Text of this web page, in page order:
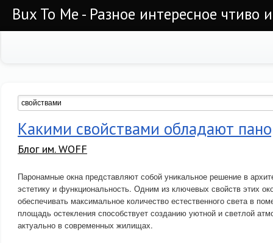
Bux To Me - Разное интересное чтиво
Какими свойствами обладают
Блог им. WOFF
Паронамные окна представляют собой уникальное решение в
эстетику и функциональность. Одним из ключевых свойств этих
обеспечивать максимальное количество естественного света в
площадь остекления способствует созданию уютной и светлой
актуально в современных жилищах.